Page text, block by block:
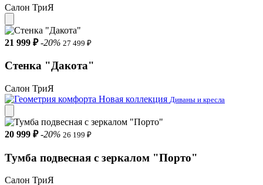
Салон ТриЯ
21 999 ₽ -20% 27 499 ₽
Стенка "Дакота"
Салон ТриЯ
Новая коллекция Диваны и кресла
20 999 ₽ -20% 26 199 ₽
Тумба подвесная с зеркалом "Порто"
Салон ТриЯ